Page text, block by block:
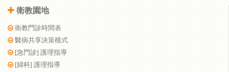
衛教園地
衛教門診時間表
醫病共享決策模式
[急門診] 護理指導
[婦科] 護理指導